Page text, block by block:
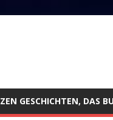
ZEN GESCHICHTEN, DAS